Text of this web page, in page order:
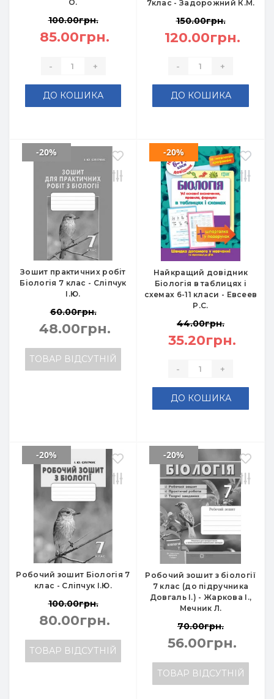
О.
100.00грн.
85.00грн.
- +
ДО КОШИКА
7клас - Задорожний К.М.
150.00грн.
120.00грн.
- +
ДО КОШИКА
Зошит практичних робіт
Біологія 7 клас - Сліпчук
І.Ю.
-20%
60.00грн.
48.00грн.
ТОВАР ВІДСУТНІЙ
Найкращий довідник
Біологія в таблицях і
схемах 6-11 класи - Евсеев
Р.С.
-20%
44.00грн.
35.20грн.
- +
ДО КОШИКА
Робочий зошит Біологія 7
клас - Сліпчук І.Ю.
-20%
100.00грн.
80.00грн.
ТОВАР ВІДСУТНІЙ
Робочий зошит з біології
7 клас (до підручника
Довгаль І.) - Жаркова І.,
Мечник Л.
-20%
70.00грн.
56.00грн.
ТОВАР ВІДСУТНІЙ